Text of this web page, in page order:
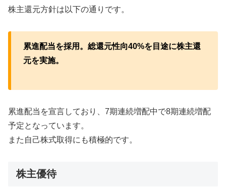
株主還元方針は以下の通りです。
累進配当を採用。総還元性向40%を目途に株主還
元を実施。
累進配当を宣言しており、7期連続増配中で8期連続増配
予定となっています。
また自己株式取得にも積極的です。
株主優待